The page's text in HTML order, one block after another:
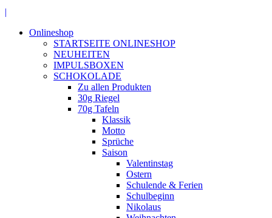
opens
|
Onlineshop
STARTSEITE ONLINESHOP
NEUHEITEN
IMPULSBOXEN
SCHOKOLADE
Zu allen Produkten
30g Riegel
70g Tafeln
Klassik
Motto
Sprüche
Saison
Valentinstag
Ostern
Schulende & Ferien
Schulbeginn
Nikolaus